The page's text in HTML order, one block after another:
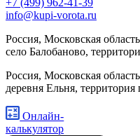
+7 (499) 962-41-39
info@kupi-vorota.ru
Россия, Московская
село Балобаново,
Россия, Московская
деревня Ельня,
Онлайн-
калькулятор